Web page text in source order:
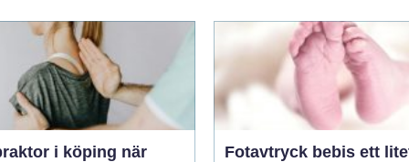
i köping när
Fotavtryck bebis ett litet